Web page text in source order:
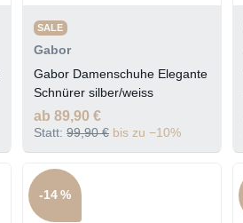
SALE
Gabor
Gabor Damenschuhe Elegante
Schnürer silber/weiss
ab 89,90 €
Statt: 99,90 € bis zu −10%
-14 %